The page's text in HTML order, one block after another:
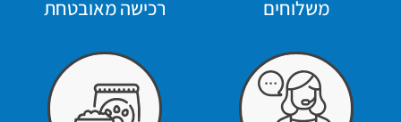
משלוחים רכישה מאובטחת